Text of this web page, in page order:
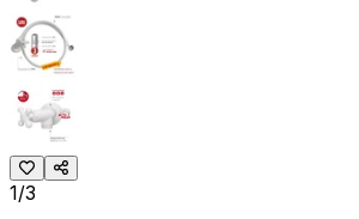
1/3